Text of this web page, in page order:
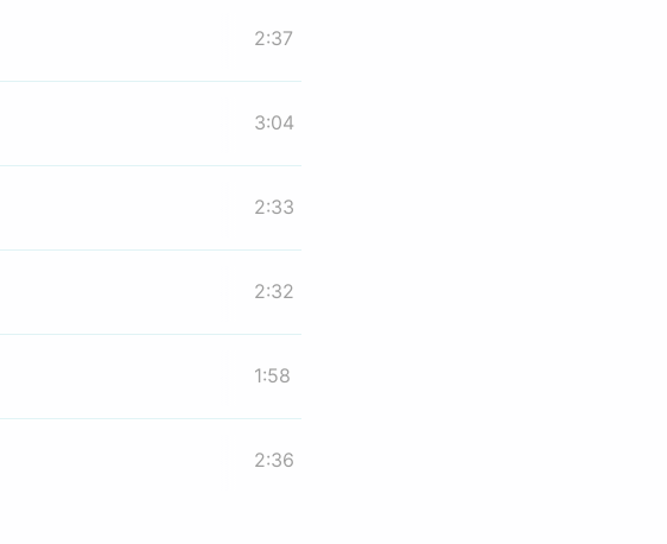
2:37
3:04
2:33
2:32
1:58
2:36